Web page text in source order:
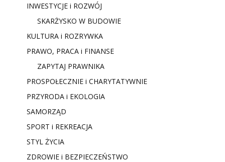
INWESTYCJE i ROZWÓJ
SKARŻYSKO W BUDOWIE
KULTURA i ROZRYWKA
PRAWO, PRACA i FINANSE
ZAPYTAJ PRAWNIKA
PROSPOŁECZNIE i CHARYTATYWNIE
PRZYRODA i EKOLOGIA
SAMORZĄD
SPORT i REKREACJA
STYL ŻYCIA
ZDROWIE i BEZPIECZEŃSTWO